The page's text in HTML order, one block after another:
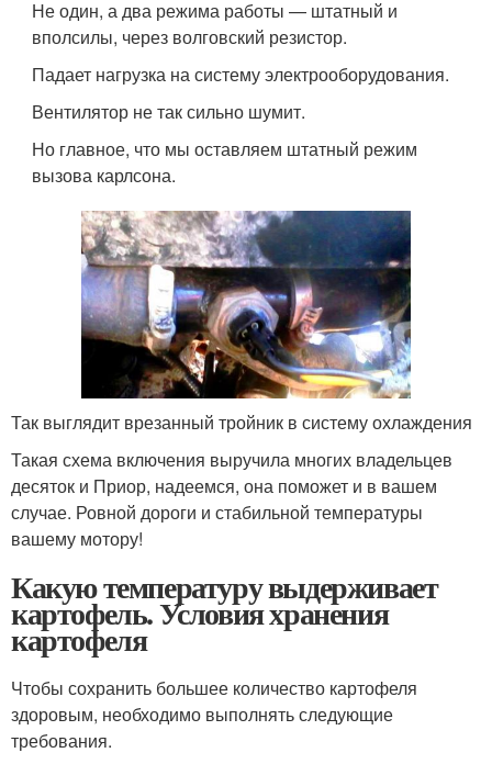
Не один, а два режима работы — штатный и
вполсилы, через волговский резистор.
Падает нагрузка на систему электрооборудования.
Вентилятор не так сильно шумит.
Но главное, что мы оставляем штатный режим
вызова карлсона.
Так выглядит врезанный тройник в систему охлаждения
Такая схема включения выручила многих владельцев
десяток и Приор, надеемся, она поможет и в вашем
случае. Ровной дороги и стабильной температуры
вашему мотору!
Какую температуру выдерживает
картофель. Условия хранения
картофеля
Чтобы сохранить большее количество картофеля
здоровым, необходимо выполнять следующие
требования.